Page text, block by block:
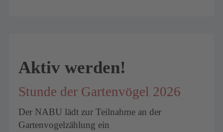
Aktiv werden!
Stunde der Gartenvögel 2026
Der NABU lädt zur Teilnahme an der
Gartenvogelzählung ein